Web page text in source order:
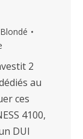
2
au
ces
4100,
DUI